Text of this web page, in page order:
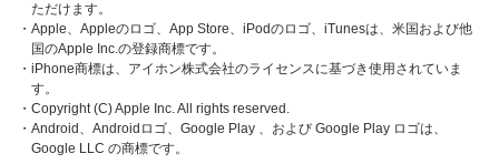
ただけます。
・Apple、Appleのロゴ、App Store、iPodのロゴ、iTunesは、米国および他
国のApple Inc.の登録商標です。
・iPhone商標は、アイホン株式会社のライセンスに基づき使用されていま
す。
・Copyright (C) Apple Inc. All rights reserved.
・Android、Androidロゴ、Google Play 、および Google Play ロゴは、
Google LLC の商標です。